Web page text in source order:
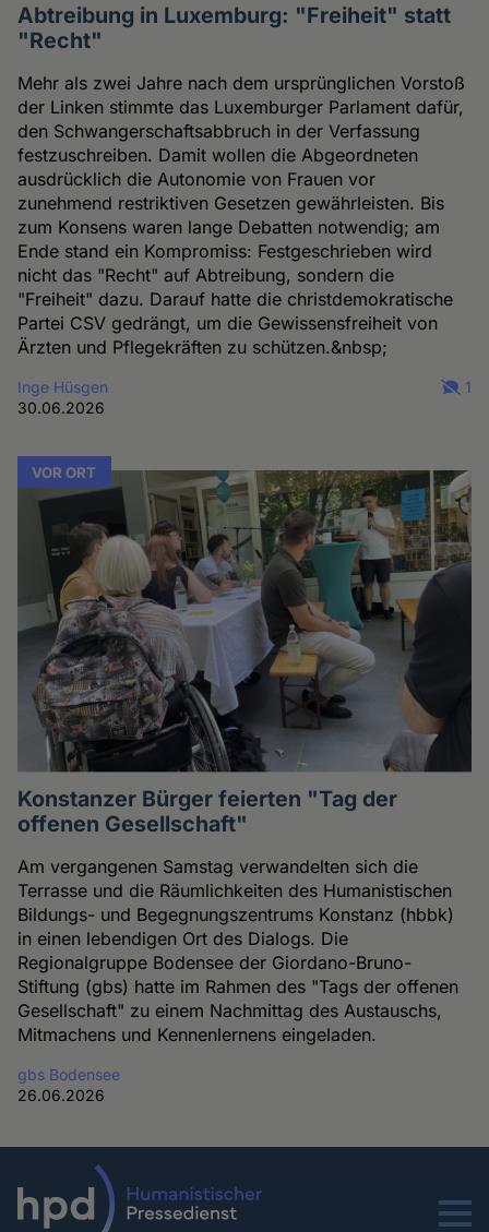
Abtreibung in Luxemburg: "Freiheit" statt
"Recht"
Mehr als zwei Jahre nach dem ursprünglichen Vorstoß
der Linken stimmte das Luxemburger Parlament dafür,
den Schwangerschaftsabbruch in der Verfassung
festzuschreiben. Damit wollen die Abgeordneten
ausdrücklich die Autonomie von Frauen vor
zunehmend restriktiven Gesetzen gewährleisten. Bis
zum Konsens waren lange Debatten notwendig; am
Ende stand ein Kompromiss: Festgeschrieben wird
nicht das "Recht" auf Abtreibung, sondern die
"Freiheit" dazu. Darauf hatte die christdemokratische
Partei CSV gedrängt, um die Gewissensfreiheit von
Ärzten und Pflegekräften zu schützen.&nbsp;
Inge Hüsgen
30.06.2026
1
VOR ORT
Konstanzer Bürger feierten "Tag der
offenen Gesellschaft"
Am vergangenen Samstag verwandelten sich die
Terrasse und die Räumlichkeiten des Humanistischen
Bildungs- und Begegnungszentrums Konstanz (hbbk)
in einen lebendigen Ort des Dialogs. Die
Regionalgruppe Bodensee der Giordano-Bruno-
Stiftung (gbs) hatte im Rahmen des "Tags der offenen
Gesellschaft" zu einem Nachmittag des Austauschs,
Mitmachens und Kennenlernens eingeladen.
gbs Bodensee
26.06.2026
Menu